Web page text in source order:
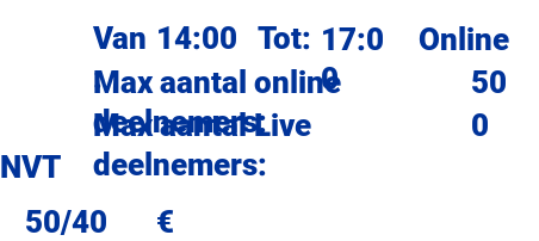
NVT
50/40
Van
:
Max aantal online
deelnemers:
Max aantal Live
deelnemers:
14:00
€
Tot: 17:0
0
Online
50
0